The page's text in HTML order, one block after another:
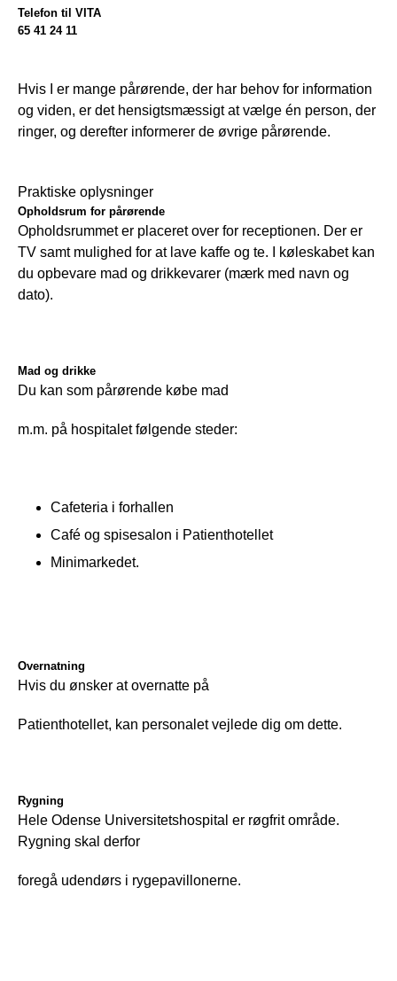
Telefon til VITA
65 41 24 11
Hvis I er mange pårørende, der har behov for information
og viden, er det hensigtsmæssigt at vælge én person, der
ringer, og derefter informerer de øvrige pårørende.
Praktiske oplysninger
Opholdsrum for pårørende
Opholdsrummet er placeret over for receptionen. Der er
TV samt mulighed for at lave kaffe og te. I køleskabet kan
du opbevare mad og drikkevarer (mærk med navn og
dato).
Mad og drikke
Du kan som pårørende købe mad
m.m. på hospitalet følgende steder:
Cafeteria i forhallen
Café og spisesalon i Patienthotellet
Minimarkedet.
Overnatning
Hvis du ønsker at overnatte på
Patienthotellet, kan personalet vejlede dig om dette.
Rygning
Hele Odense Universitetshospital er røgfrit område.
Rygning skal derfor
foregå udendørs i rygepavillonerne.